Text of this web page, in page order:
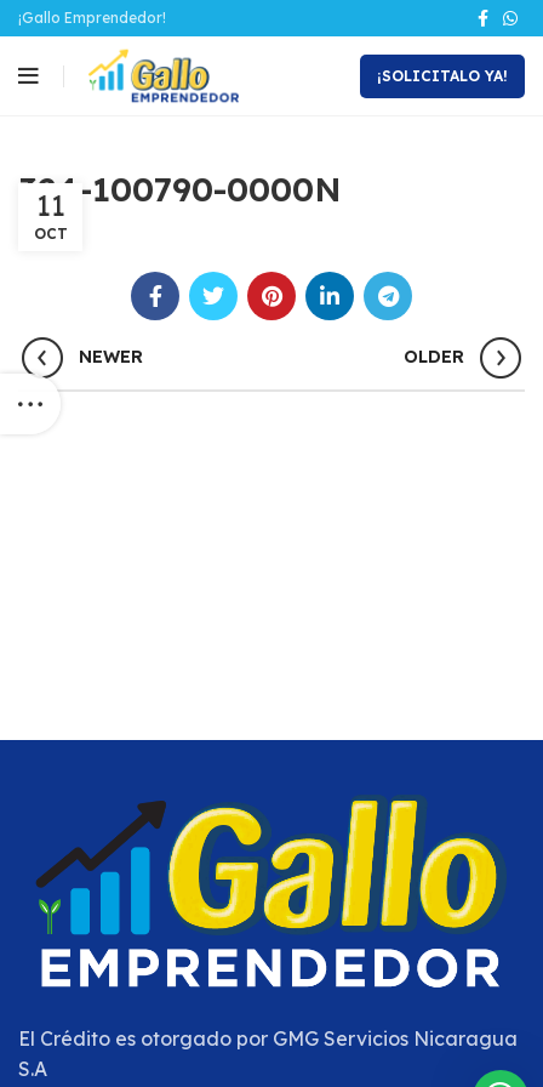
¡Gallo Emprendedor!
¡SOLICITALO YA!
324-100790-0000N
11
OCT
NEWER OLDER
El Crédito es otorgado por GMG Servicios Nicaragua
S.A